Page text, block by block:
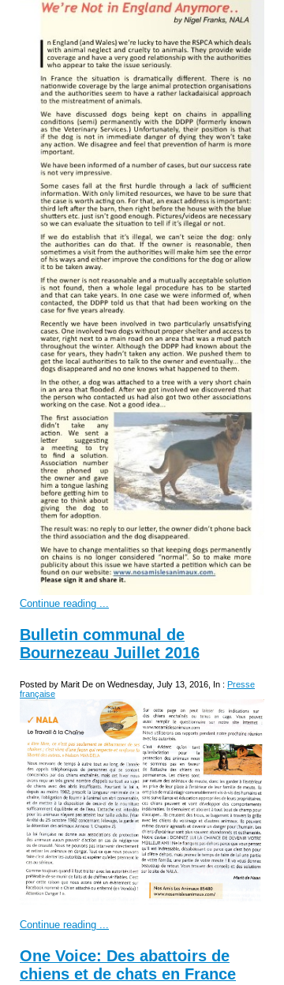
Continue reading ...
Bulletin communal de
Bournezeau Juillet 2016
Posted by Marit De on Wednesday, July 13, 2016, In : Presse
française
Continue reading ...
One Voice: Des abattoirs de
chiens et de chats en France